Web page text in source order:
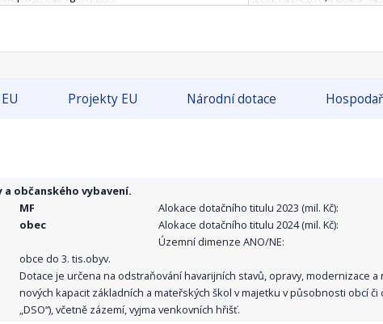
Projekty EU Národní dotace
občanského vybavení.
MF
obec
Alokace dotačního titulu 2023 (mil. Kč):
Alokace dotačního titulu 2024 (mil. Kč):
Územní dimenze ANO/NE:
obce do 3. tis.obyv.
Dotace je určena na odstraňování havarijních stavů, opravy, modernizace
nových kapacit základních a mateřských škol v majetku v působnosti obcí
„DSO“), včetně zázemí, vyjma venkovních hřišť.